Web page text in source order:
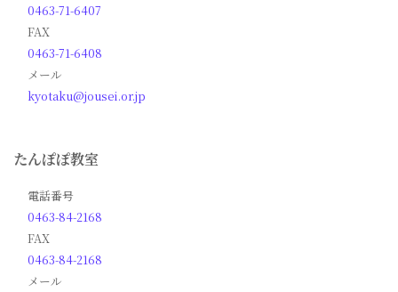
0463-71-6407
FAX
0463-71-6408
メール
kyotaku@jousei.or.jp
たんぽぽ教室
電話番号
0463-84-2168
FAX
0463-84-2168
メール